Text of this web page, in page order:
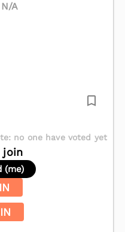
A
: no one have voted yet
join
(me)